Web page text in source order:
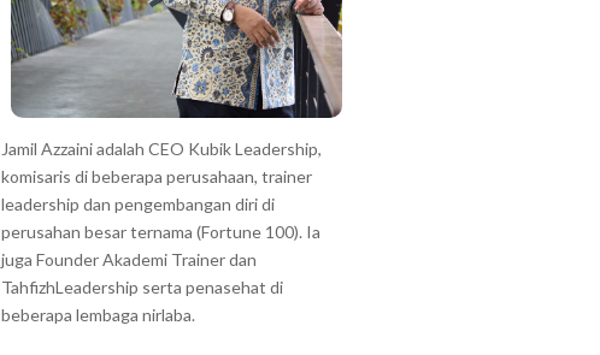
Jamil Azzaini adalah CEO Kubik Leadership,
komisaris di beberapa perusahaan, trainer
leadership dan pengembangan diri di
perusahan besar ternama (Fortune 100). Ia
juga Founder Akademi Trainer dan
TahfizhLeadership serta penasehat di
beberapa lembaga nirlaba.